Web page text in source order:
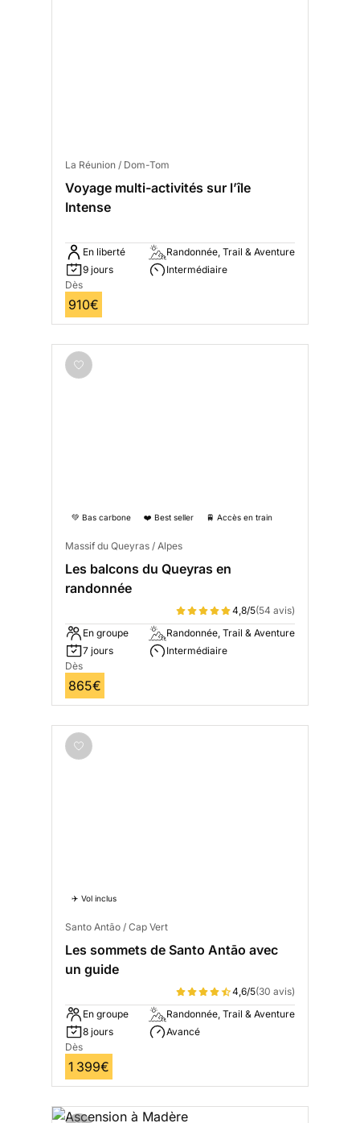
La Réunion / Dom-Tom
Voyage multi-activités sur l’île
Intense
En liberté
9 jours
Randonnée, Trail & Aventure
Intermédiaire
Dès
910€
💚 Bas carbone ❤️ Best seller 🚆 Accès en train
Massif du Queyras / Alpes
Les balcons du Queyras en
randonnée
4,8/5(54 avis)
En groupe
7 jours
Randonnée, Trail & Aventure
Intermédiaire
Dès
865€
✈️ Vol inclus
Santo Antão / Cap Vert
Les sommets de Santo Antāo avec
un guide
4,6/5(30 avis)
En groupe
8 jours
Randonnée, Trail & Aventure
Avancé
Dès
1 399€